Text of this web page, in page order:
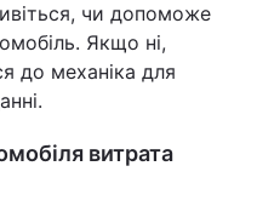
чи допоможе
Якщо ні,
до механіка для
витрата